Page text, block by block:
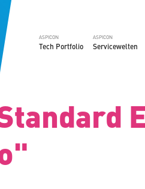
ASPICON
Tech Portfolio
ASPICON
Ser­vice­wel­ten